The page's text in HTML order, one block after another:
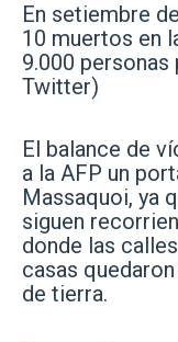
En setiembre
10 muertos en
9.000
Twitter)
El balance de
a la AFP un
Massaquoi, ya
siguen
donde las
casas
de tierra.